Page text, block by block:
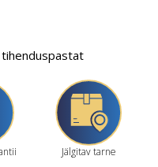
Jälgitav tarne